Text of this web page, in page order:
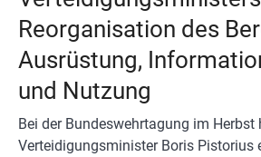
Reorganisation des
Ausrüstung,
und Nutzung
Bei der Bundeswehrtagung im Herbst
Verteidigungsminister Boris Pistorius